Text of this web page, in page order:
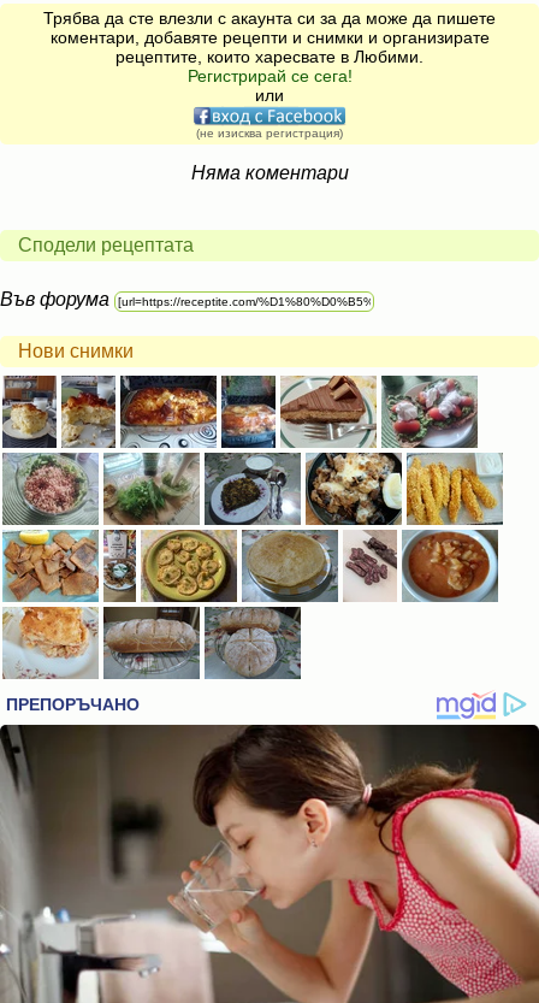
Трябва да сте влезли с акаунта си за да може да пишете
коментари, добавяте рецепти и снимки и организирате
рецептите, които харесвате в Любими.
Регистрирай се сега!
или
(не изисква регистрация)
Няма коментари
Сподели рецептата
Във форума
Нови снимки